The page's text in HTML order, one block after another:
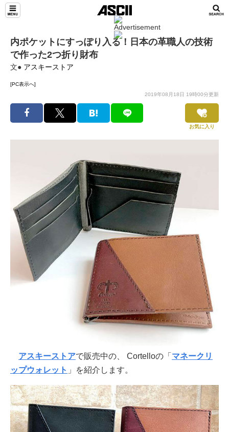
内ポケットにすっぽり入る！日本の革職人の技術
で作った2つ折り財布
文● アスキーストア
[PC表示へ]
2019年08月18日 19時00分更新
お気に入り
アスキーストアで販売中の、 Cortelloの「 マネークリ
ップウォレット 」を紹介します。